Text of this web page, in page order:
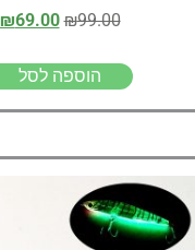
₪99.00
₪69.00
הוספה לסל